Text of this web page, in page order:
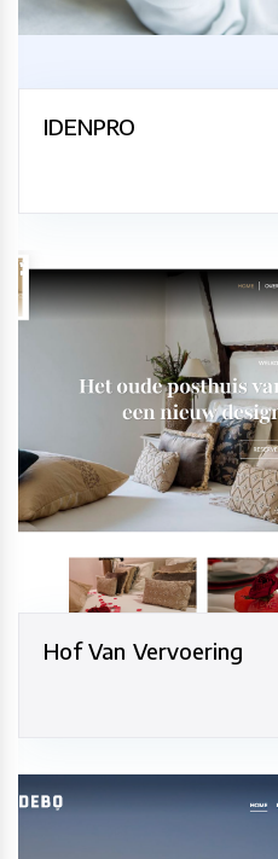
IDENPRO
Hof Van Vervoering